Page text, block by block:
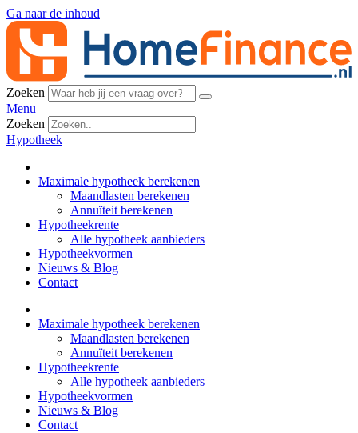
Ga naar de inhoud
Zoeken
Menu
Zoeken
Hypotheek
Maximale hypotheek berekenen
Maandlasten berekenen
Annuïteit berekenen
Hypotheekrente
Alle hypotheek aanbieders
Hypotheekvormen
Nieuws & Blog
Contact
Maximale hypotheek berekenen
Maandlasten berekenen
Annuïteit berekenen
Hypotheekrente
Alle hypotheek aanbieders
Hypotheekvormen
Nieuws & Blog
Contact